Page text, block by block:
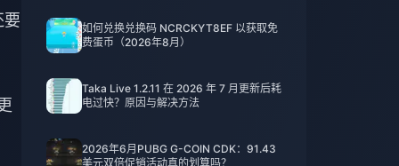
要
如何兑换兑换码 NCRCKYT8EF 以获取免
费蛋币（2026年8月）
Taka Live 1.2.11 在 2026 年 7 月更新后耗
电过快？原因与解决方法
2026年6月PUBG G-COIN CDK：91.43
美元双倍促销活动真的划算吗？